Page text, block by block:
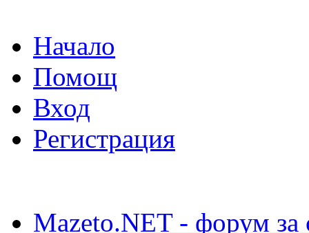
Начало
Помощ
Вход
Регистрация
Mazeto.NET - форум за